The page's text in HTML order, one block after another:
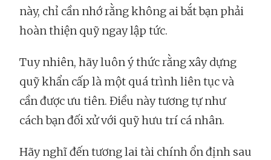
này, chỉ cần nhớ rằng không ai bắt bạn phải
hoàn thiện quỹ ngay lập tức.
Tuy nhiên, hãy luôn ý thức rằng xây dựng
quỹ khẩn cấp là một quá trình liên tục và
cần được ưu tiên. Điều này tương tự như
cách bạn đối xử với quỹ hưu trí cá nhân.
Hãy nghĩ đến tương lai tài chính ổn định sau